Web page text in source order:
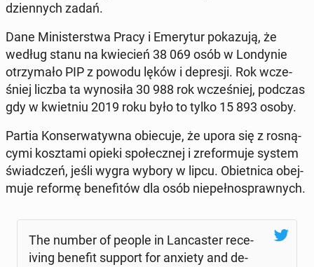
dzien­nych zadań.
Dane Mi­ni­ster­stwa Pracy i Eme­ry­tur po­ka­zu­ją, że
według stanu na kwie­cień 38 069 osób w Lon­dy­nie
otrzy­ma­ło PIP z powodu lęków i de­pre­sji. Rok wcze­
śniej liczba ta wy­no­si­ła 30 988 rok wcze­śniej, podczas
gdy w kwiet­niu 2019 roku było to tylko 15 893 osoby.
Partia Kon­ser­wa­tyw­na obie­cu­je, że upora się z ro­sną­
cy­mi kosz­ta­mi opieki spo­łecz­nej i zre­for­mu­je system
świad­czeń, jeśli wygra wybory w lipcu. Obiet­ni­ca obej­
mu­je reformę be­ne­fi­tów dla osób nie­peł­no­spraw­nych.
The number of people in Lan­ca­ster re­ce­
iving benefit support for anxiety and de­